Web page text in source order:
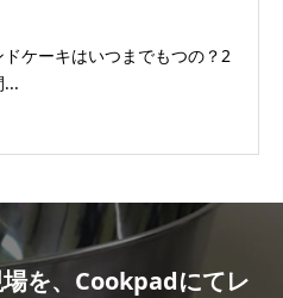
ドケーキはいつまでもつの？2
...
を、Cookpadにてレ